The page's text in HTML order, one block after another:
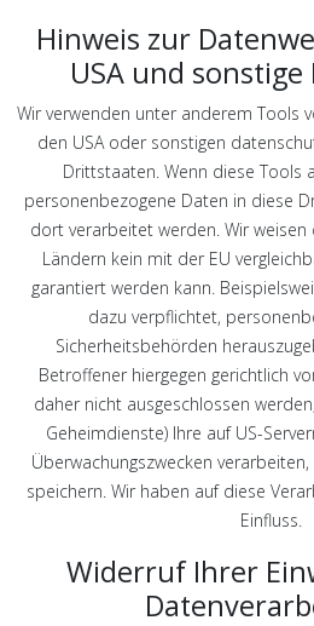
Hinweis zur
USA und
Wir verwenden unter anderem Tools
den USA oder sonstigen
Drittstaaten. Wenn diese Tools
personenbezogene Daten in diese
dort verarbeitet werden. Wir
Ländern kein mit der EU
garantiert werden kann.
dazu verpflichtet,
Sicherheitsbehörden
Betroffener hiergegen gerichtlich
daher nicht ausgeschlossen
Geheimdienste) Ihre auf US-
Überwachungszwecken
speichern. Wir haben auf diese
Einfluss.
Widerruf Ihrer